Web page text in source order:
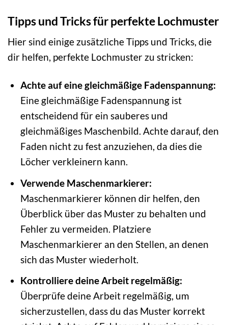
Tipps und Tricks für perfekte Lochmuster
Hier sind einige zusätzliche Tipps und Tricks, die
dir helfen, perfekte Lochmuster zu stricken:
Achte auf eine gleichmäßige Fadenspannung:
Eine gleichmäßige Fadenspannung ist
entscheidend für ein sauberes und
gleichmäßiges Maschenbild. Achte darauf, den
Faden nicht zu fest anzuziehen, da dies die
Löcher verkleinern kann.
Verwende Maschenmarkierer:
Maschenmarkierer können dir helfen, den
Überblick über das Muster zu behalten und
Fehler zu vermeiden. Platziere
Maschenmarkierer an den Stellen, an denen
sich das Muster wiederholt.
Kontrolliere deine Arbeit regelmäßig:
Überprüfe deine Arbeit regelmäßig, um
sicherzustellen, dass du das Muster korrekt